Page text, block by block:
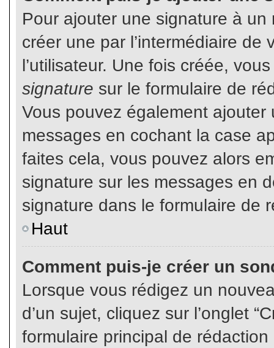
Pour ajouter une signature à un
créer une par l’intermédiaire
l’utilisateur. Une fois créée,
signature sur le formulaire de
Vous pouvez également
messages en cochant la case
faites cela, vous pouvez alors
signature sur les messages en
signature dans le formulaire de
Haut
Comment puis-je créer un
Lorsque vous rédigez un
d’un sujet, cliquez sur l’onglet
formulaire principal de